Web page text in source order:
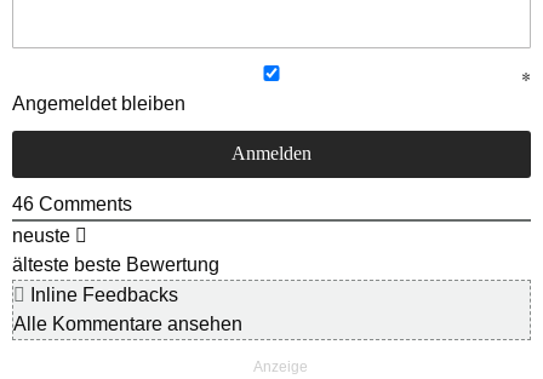
Angemeldet bleiben
46 Comments
neuste
älteste beste Bewertung
Inline Feedbacks
Alle Kommentare ansehen